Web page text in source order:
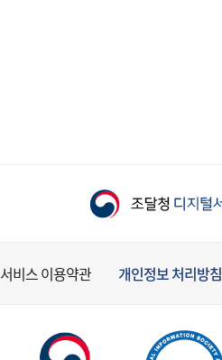
서비스 이용약관 개인정보 처리방침